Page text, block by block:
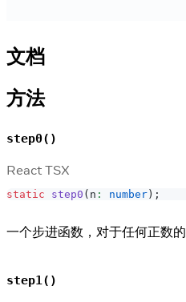
文档
方法
step0()
React TSX
static step0 ( n : number ) ;
一个步进函数，对于任何正数的
step1()